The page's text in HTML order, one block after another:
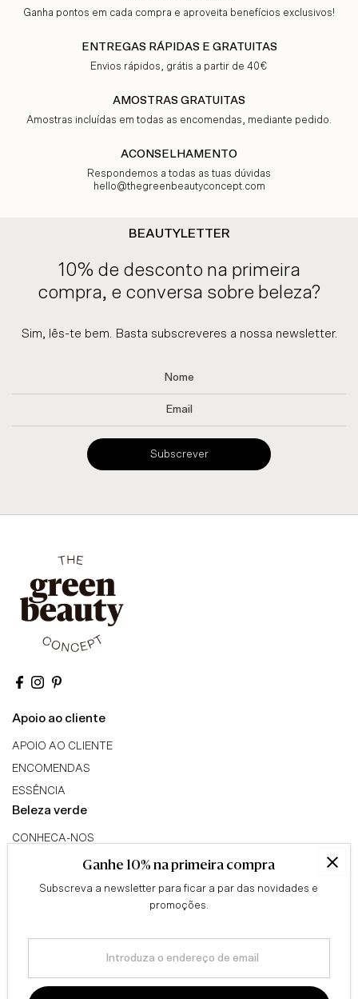
Ganha pontos em cada compra e aproveita benefícios exclusivos!
ENTREGAS RÁPIDAS E GRATUITAS
Envios rápidos, grátis a partir de 40€
AMOSTRAS GRATUITAS
Amostras incluídas em todas as encomendas, mediante pedido.
ACONSELHAMENTO
Respondemos a todas as tuas dúvidas
hello@thegreenbeautyconcept.com
BEAUTYLETTER
10% de desconto na primeira
compra, e conversa sobre beleza?
Sim, lês-te bem. Basta subscreveres a nossa newsletter.
Subscrever
Apoio ao cliente
APOIO AO CLIENTE
ENCOMENDAS
ESSÊNCIA
Beleza verde
CONHECA-NOS
TRIBO GREEN BEAUTY
PROGRAMA DE AFILIADOS
Ganhe 10% na primeira compra
Subscreva a newsletter para ficar a par das novidades e
promoções.
endereço
de